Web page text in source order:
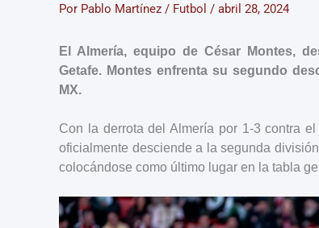
Por Pablo Martínez / Futbol / abril 28, 2024
El Almería, equipo de César Montes,
Getafe. Montes enfrenta su segundo
MX.
Con la derrota del Almería por 1-3 contra
oficialmente desciende a la segunda
colocándose como último lugar en la tabla